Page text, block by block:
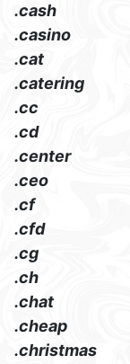
.cash
.casino
.cat
.catering
.cc
.cd
.center
.ceo
.cf
.cfd
.cg
.ch
.chat
.cheap
.christmas